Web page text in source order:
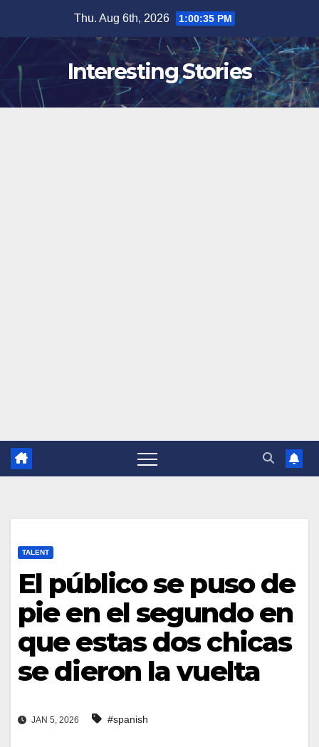
content
Thu. Aug 6th, 2026 1:00:35 PM
Interesting Stories
TALENT
El público se puso de
pie en el segundo en
que estas dos chicas
se dieron la vuelta
JAN 5, 2026 #spanish